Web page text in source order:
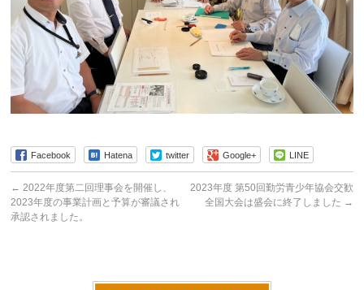
Facebook Hatena twitter Google+ LINE
← 2022年度第二回理事会を開催し、
2023年度の事業計画と予算が審議され
承認されました。
2023年度 第50回勤労青少年協会交歓
全国大会は盛会に終了しました →